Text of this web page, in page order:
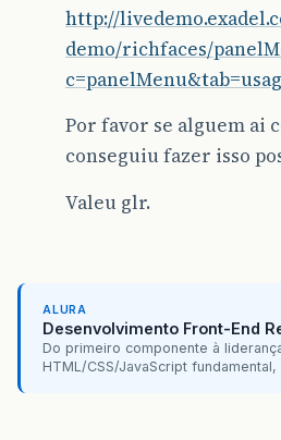
http://
demo/richfaces/
Por favor se alguem ai
conseguiu fazer isso
Valeu glr.
ALURA
Desenvolvimento Front-End
Do primeiro componente à
HTML/CSS/JavaScript